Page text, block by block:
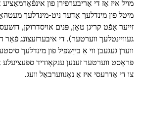
מויל איז אַז די אַריבערפירן פון
מיטל פון מינדלעך אָדער ניט-מינדלעך
זייער אָפֿט קריגן טאָן, פּנים אויסדרוקן,
געוויינטלעך ווערטער). די איבערזעצונג פֿאַר
ווערן געגעבן ווי אַ בייַשפּיל פון מינדלעך
פּראָסט ווערטער זענען ענקאָודיד
צו די אַדרעסי איז אַ נאָנווערבאַל וועג.